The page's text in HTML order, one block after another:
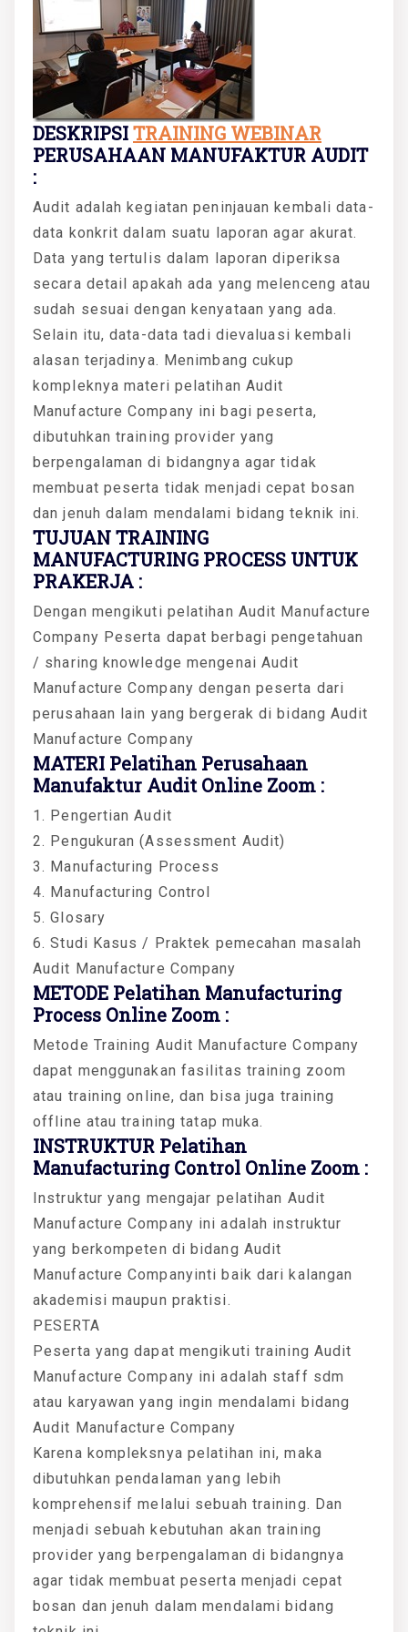
DESKRIPSITRAINING WEBINAR
PERUSAHAAN MANUFAKTUR AUDIT
:
Audit adalah kegiatan peninjauan kembali data-
data konkrit dalam suatu laporan agar akurat.
Data yang tertulis dalam laporan diperiksa
secara detail apakah ada yang melenceng atau
sudah sesuai dengan kenyataan yang ada.
Selain itu, data-data tadi dievaluasi kembali
alasan terjadinya. Menimbang cukup
kompleknya materi pelatihan Audit
Manufacture Company ini bagi peserta,
dibutuhkan training provider yang
berpengalaman di bidangnya agar tidak
membuat peserta tidak menjadi cepat bosan
dan jenuh dalam mendalami bidang teknik ini.
TUJUAN TRAINING
MANUFACTURING PROCESS UNTUK
PRAKERJA :
Dengan mengikuti pelatihan Audit Manufacture
Company Peserta dapat berbagi pengetahuan
/ sharing knowledge mengenai Audit
Manufacture Company dengan peserta dari
perusahaan lain yang bergerak di bidang Audit
Manufacture Company
MATERI Pelatihan Perusahaan
Manufaktur Audit Online Zoom :
1. Pengertian Audit
2. Pengukuran (Assessment Audit)
3. Manufacturing Process
4. Manufacturing Control
5. Glosary
6. Studi Kasus / Praktek pemecahan masalah
Audit Manufacture Company
METODE Pelatihan Manufacturing
Process Online Zoom :
Metode Training Audit Manufacture Company
dapat menggunakan fasilitas training zoom
atau training online, dan bisa juga training
offline atau training tatap muka.
INSTRUKTUR Pelatihan
Manufacturing Control Online Zoom :
Instruktur yang mengajar pelatihan Audit
Manufacture Company ini adalah instruktur
yang berkompeten di bidang Audit
Manufacture Companyinti baik dari kalangan
akademisi maupun praktisi.
PESERTA
Peserta yang dapat mengikuti training Audit
Manufacture Company ini adalah staff sdm
atau karyawan yang ingin mendalami bidang
Audit Manufacture Company
Karena kompleksnya pelatihan ini, maka
dibutuhkan pendalaman yang lebih
komprehensif melalui sebuah training. Dan
menjadi sebuah kebutuhan akan training
provider yang berpengalaman di bidangnya
agar tidak membuat peserta menjadi cepat
bosan dan jenuh dalam mendalami bidang